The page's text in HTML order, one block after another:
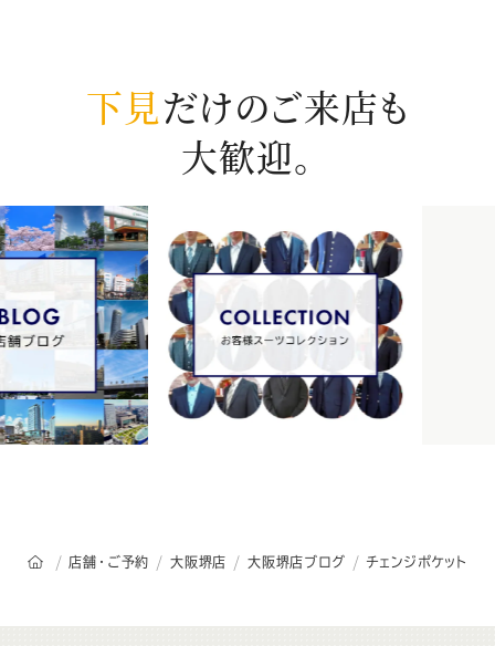
下見だけのご来店も
大歓迎。
オーダースーツSADAのトップページ
店舗・ご予約 大阪堺店 大阪堺店ブログ チェンジポケット